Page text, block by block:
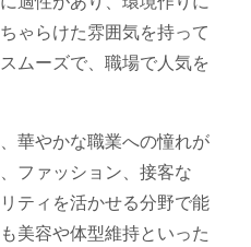
ゃらけた雰囲気を持って
ムーズで、職場で人気を
華やかな職業への憧れが
ファッション、接客な
ティを活かせる分野で能
美容や体型維持といった